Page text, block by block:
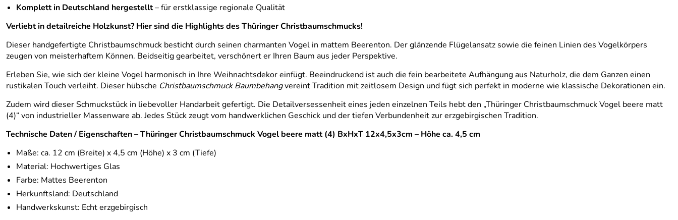
Komplett in Deutschland hergestellt– für erstklassige regionale Qualität
Verliebt in detailreiche Holzkunst? Hier sind die Highlights des Thüringer Christbaumschmucks!
Dieser handgefertigte Christbaumschmuck besticht durch seinen charmanten Vogel in mattem Beerenton. Der glänzende Flügelansatz sowie die feinen Linien des Vogelkörpers
zeugen von meisterhaftem Können. Beidseitig gearbeitet, verschönert er Ihren Baum aus jeder Perspektive.
Erleben Sie, wie sich der kleine Vogel harmonisch in Ihre Weihnachtsdekor einfügt. Beeindruckend ist auch die fein bearbeitete Aufhängung aus Naturholz, die dem Ganzen einen
rustikalen Touch verleiht. Dieser hübsche Christbaumschmuck Baumbehangvereint Tradition mit zeitlosem Design und fügt sich perfekt in moderne wie klassische Dekorationen ein.
Zudem wird dieser Schmuckstück in liebevoller Handarbeit gefertigt. Die Detailversessenheit eines jeden einzelnen Teils hebt den „Thüringer Christbaumschmuck Vogel beere matt
(4)“ von industrieller Massenware ab. Jedes Stück zeugt vom handwerklichen Geschick und der tiefen Verbundenheit zur erzgebirgischen Tradition.
Technische Daten / Eigenschaften – Thüringer Christbaumschmuck Vogel beere matt (4) BxHxT 12x4,5x3cm – Höhe ca. 4,5 cm
Maße: ca. 12 cm (Breite) x 4,5 cm (Höhe) x 3 cm (Tiefe)
Material: Hochwertiges Glas
Farbe: Mattes Beerenton
Herkunftsland: Deutschland
Handwerkskunst: Echt erzgebirgisch